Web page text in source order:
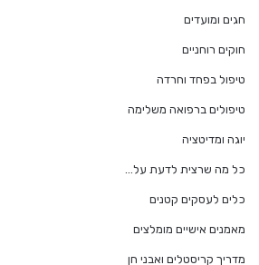
חגים ומועדים
חוקים רוחניים
טיפול בפחד וחרדה
טיפולים ברפואה משלימה
יוגה ומדיטציה
כל מה שרצית לדעת על…
כלים לעסקים קטנים
מאמנים אישיים מומלצים
מדריך קריסטלים ואבני חן